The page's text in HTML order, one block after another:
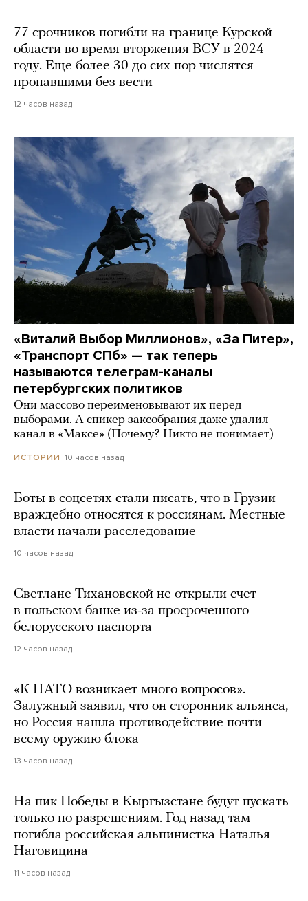
77 срочников погибли на границе Курской
области во время вторжения ВСУ в 2024
году. Еще более 30 до сих пор числятся
пропавшими без вести
12 часов назад
«Виталий Выбор Миллионов», «За Питер»,
«Транспорт СПб» — так теперь
называются телеграм-каналы
петербургских политиков
Они массово переименовывают их перед
выборами. А спикер заксобрания даже удалил
канал в «Максе» (Почему? Никто не понимает)
ИСТОРИИ 10 часов назад
Боты в соцсетях стали писать, что в Грузии
враждебно относятся к россиянам. Местные
власти начали расследование
10 часов назад
Светлане Тихановской не открыли счет
в польском банке из-за просроченного
белорусского паспорта
12 часов назад
«К НАТО возникает много вопросов».
Залужный заявил, что он сторонник альянса,
но Россия нашла противодействие почти
всему оружию блока
13 часов назад
На пик Победы в Кыргызстане будут пускать
только по разрешениям. Год назад там
погибла российская альпинистка Наталья
Наговицина
11 часов назад